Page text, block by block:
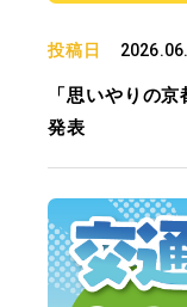
投稿日
「思いやりの
発表